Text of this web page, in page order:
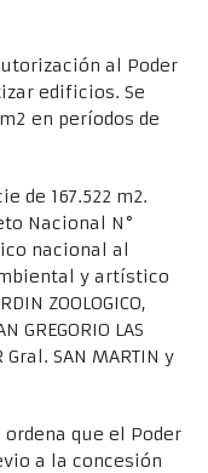
al Poder
edificios. Se
en períodos de
de 167.522 m2.
Nacional N°
nacional al
y artístico
ZOOLOGICO,
LAS
Gral. SAN MARTIN y
que el Poder
a la concesión